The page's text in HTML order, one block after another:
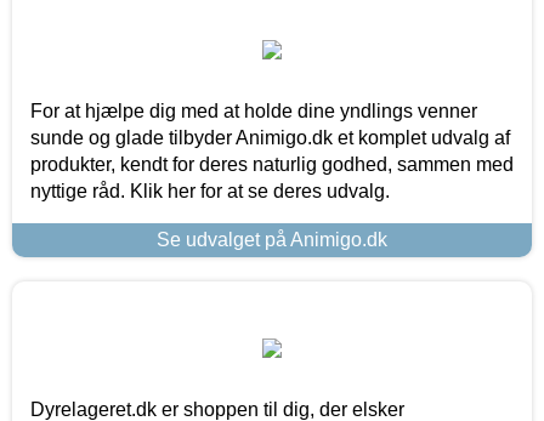
For at hjælpe dig med at holde dine yndlings venner
sunde og glade tilbyder Animigo.dk et komplet udvalg af
produkter, kendt for deres naturlig godhed, sammen med
nyttige råd. Klik her for at se deres udvalg.
Se udvalget på Animigo.dk
Dyrelageret.dk er shoppen til dig, der elsker